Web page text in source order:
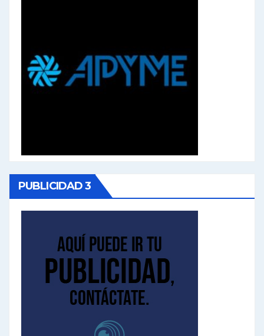
PUBLICIDAD 3